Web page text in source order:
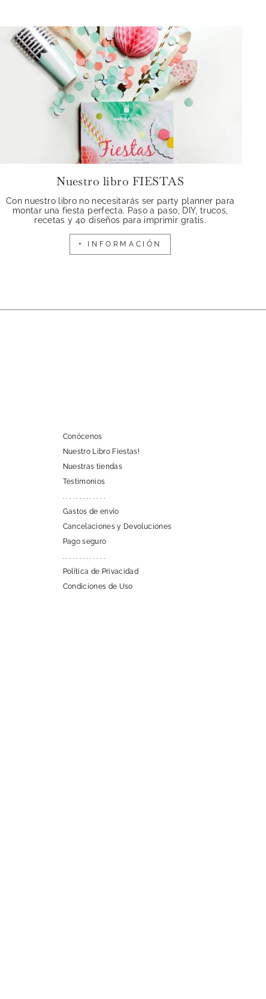
Nuestro libro FIESTAS
Con nuestro libro no necesitarás ser party planner para
montar una fiesta perfecta. Paso a paso, DIY, trucos,
recetas y 40 diseños para imprimir gratis.
+ INFORMACIÓN
Conócenos
Nuestro Libro Fiestas!
Nuestras tiendas
Testimonios
. . . . . . . . . . . . .
Gastos de envío
Cancelaciones y Devoluciones
Pago seguro
Política de Privacidad
Condiciones de Uso